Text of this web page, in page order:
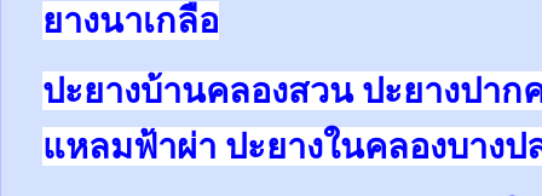
ยางนาเกลือ
ปะยางบ้านคลองสวน ปะยางปาก
แหลมฟ้าผ่า ปะยางในคลองบางป